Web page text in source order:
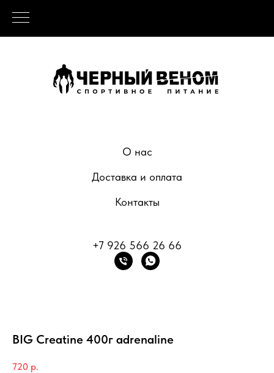
О нас
Доставка и оплата
Контакты
+7 926 566 26 66
BIG Creatine 400г adrenaline
720 р.